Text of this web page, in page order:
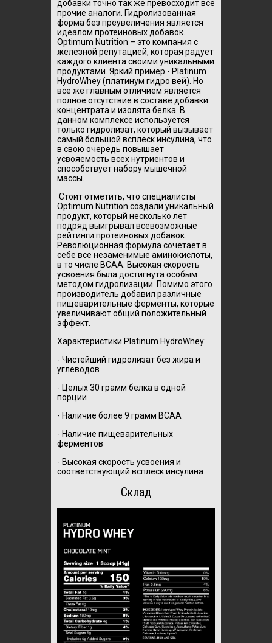
добавки точно так же превосходит все
прочие аналоги. Гидролизованная
форма без преувеличения является
идеалом протеиновых добавок.
Optimum Nutrition – это компания с
железной репутацией, которая радует
каждого клиента своими уникальными
продуктами. Яркий пример - Platinum
HydroWhey (платинум гидро вей). Но
все же главным отличием является
полное отсутствие в составе добавки
концентрата и изолята белка. В
данном комплексе используется
только гидролизат, который вызывает
самый большой всплеск инсулина, что
в свою очередь повышает
усвояемость всех нутриентов и
способствует набору мышечной
массы.
Стоит отметить, что специалисты
Optimum Nutrition создали уникальный
продукт, который несколько лет
подряд выигрывал всевозможные
рейтинги протеиновых добавок.
Революционная формула сочетает в
себе все незаменимые аминокислоты,
в то числе BCAA. Высокая скорость
усвоения была достигнута особым
методом гидролизации. Помимо этого
производитель добавил различные
пищеварительные ферменты, которые
увеличивают общий положительный
эффект.
Характеристики Platinum HydroWhey:
- Чистейший гидролизат без жира и
углеводов
- Целых 30 грамм белка в одной
порции
- Наличие более 9 грамм BCAA
- Наличие пищеварительных
ферментов
- Высокая скорость усвоения и
соответствующий всплеск инсулина
Склад